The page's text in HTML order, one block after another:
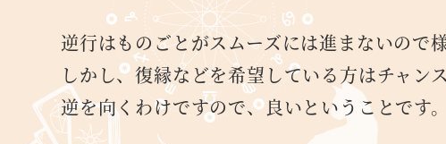
逆行はものごとがスムーズには進まないので
しかし、復縁などを希望している方はチャン
逆を向くわけですので、良いということです。